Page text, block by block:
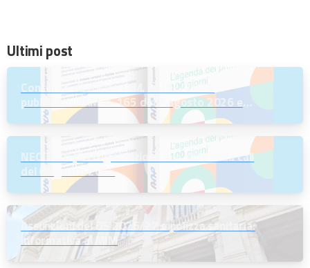
Ultimi post
Concorso riservato D.M. n. 197/2023:
pubblicati il D.M. n. 165 del 7 agosto 2026 e
l’Avviso per la scelta della regione
NEODS26 | La registrazione e le slide della call
del 6 agosto 2026
Assunzioni dei DS 2026/27 e polizza sanitaria:
informativa al MIM